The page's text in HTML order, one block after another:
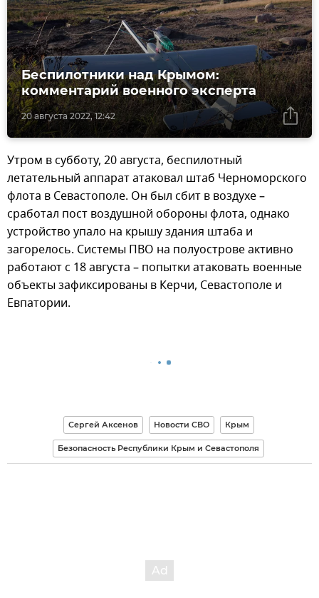
20 августа 2022, 12:42
Беспилотники над Крымом:
комментарий военного эксперта
Утром в субботу, 20 августа, беспилотный
летательный аппарат атаковал штаб Черноморского
флота в Севастополе. Он был сбит в воздухе –
сработал пост воздушной обороны флота, однако
устройство упало на крышу здания штаба и
загорелось. Системы ПВО на полуострове активно
работают с 18 августа – попытки атаковать военные
объекты зафиксированы в Керчи, Севастополе и
Евпатории.
Сергей Аксенов Новости СВО Крым
Безопасность Республики Крым и Севастополя